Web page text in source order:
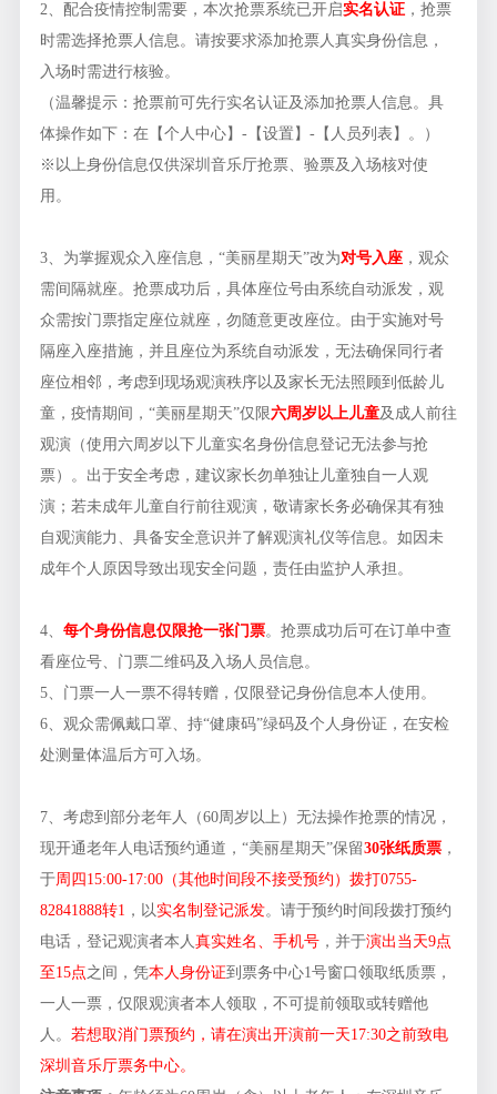
2、配合疫情控制需要，本次抢票系统已开启实名认证 ，抢票
时需选择抢票人信息。请按要求添加抢票人真实身份信息，
入场时需进行核验。
（温馨提示：抢票前可先行实名认证及添加抢票人信息。具
体操作如下：在【个人中心】-【设置】-【人员列表】。）
※以上身份信息仅供深圳音乐厅抢票、验票及入场核对使
用。
3、为掌握观众入座信息，“美丽星期天”改为对号入座 ，观众
需间隔就座。抢票成功后，具体座位号由系统自动派发，观
众需按门票指定座位就座，勿随意更改座位。由于实施对号
隔座入座措施，并且座位为系统自动派发，无法确保同行者
座位相邻，考虑到现场观演秩序以及家长无法照顾到低龄儿
童，疫情期间，“美丽星期天”仅限六周岁以上儿童及成人前往
观演（使用六周岁以下儿童实名身份信息登记无法参与抢
票）。出于安全考虑，建议家长勿单独让儿童独自一人观
演；若未成年儿童自行前往观演，敬请家长务必确保其有独
自观演能力、具备安全意识并了解观演礼仪等信息。如因未
成年个人原因导致出现安全问题，责任由监护人承担。
4、 每个身份信息仅限抢一张门票。抢票成功后可在订单中查
看座位号、门票二维码及入场人员信息。
5、门票一人一票不得转赠，仅限登记身份信息本人使用。
6、观众需佩戴口罩、持“健康码”绿码及个人身份证，在安检
处测量体温后方可入场。
7、考虑到部分老年人（60周岁以上）无法操作抢票的情况，
现开通老年人电话预约通道，“美丽星期天”保留30张纸质票 ，
于周四15:00-17:00（其他时间段不接受预约）拨打0755-
82841888转1 ，以实名制登记派发。请于预约时间段拨打预约
电话，登记观演者本人真实姓名、手机号 ，并于演出当天9点
至15点之间，凭本人身份证到票务中心1号窗口领取纸质票，
一人一票，仅限观演者本人领取，不可提前领取或转赠他
人。 若想取消门票预约，请在演出开演前一天17:30之前致电
深圳音乐厅票务中心。